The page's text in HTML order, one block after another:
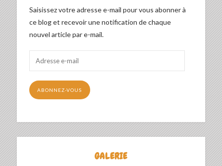
Saisissez votre adresse e-mail pour vous abonner à
ce blog et recevoir une notification de chaque
nouvel article par e-mail.
mail
ABONNEZ-VOUS
GALERIE